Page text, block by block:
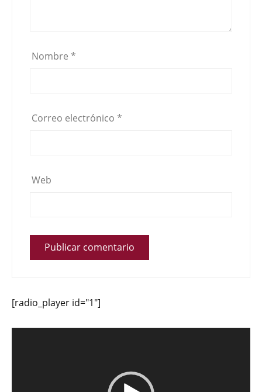
Nombre *
Correo electrónico *
Web
[radio_player id="1"]